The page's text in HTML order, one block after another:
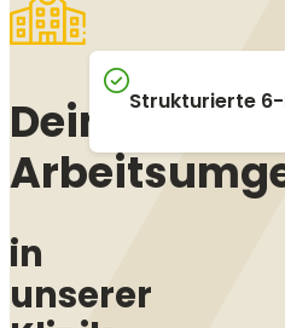
Deine
in
unserer
Strukturierte